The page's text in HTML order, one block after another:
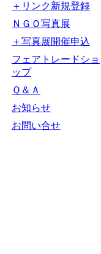
＋リンク新規登録
ＮＧＯ写真展
＋写真展開催申込
フェアトレードショ
ップ
Ｑ＆Ａ
お知らせ
お問い合せ